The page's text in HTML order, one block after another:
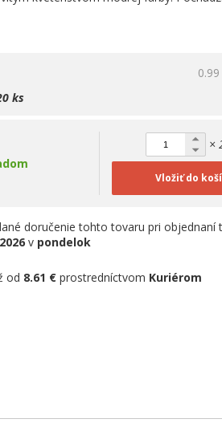
ks
×
Vložiť do
doručenie tohto tovaru pri objednaní
v pondelok
od 8.61 € prostredníctvom Kuriérom